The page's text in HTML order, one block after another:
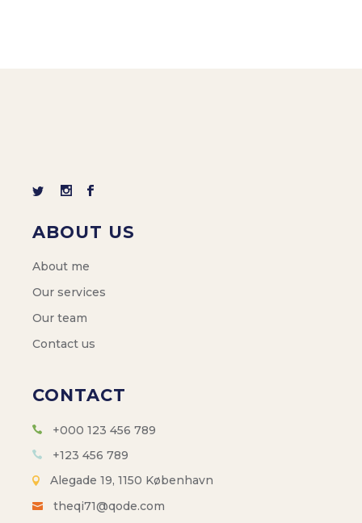
ABOUT US
About me
Our services
Our team
Contact us
CONTACT
+000 123 456 789
+123 456 789
Alegade 19, 1150 København
theqi71@qode.com